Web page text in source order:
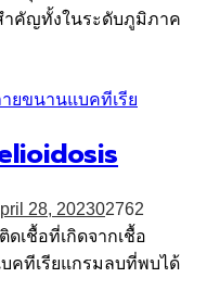
คัญทั้งในระดับภูมิภาค
ยขนานแบคทีเรีย
28, 202302762
ดเชื้อที่เกิดจากเชื้อ
บคทีเรียแกรมลบที่พบได้